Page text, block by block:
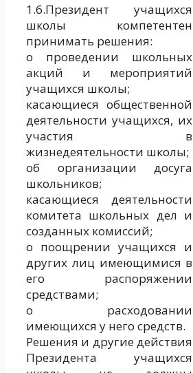
1.6.Президент учащихся
школы компетентен
принимать решения:
о проведении школьных
акций и мероприятий
учащихся школы;
касающиеся общественной
деятельности учащихся, их
участия в
жизнедеятельности школы;
об организации досуга
школьников;
касающиеся деятельности
комитета школьных дел и
созданных комиссий;
о поощрении учащихся и
других лиц имеющимися в
его распоряжении
средствами;
о расходовании
имеющихся у него средств.
Решения и другие действия
Президента учащихся